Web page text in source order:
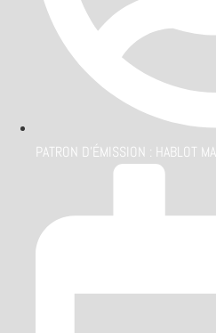
PATRON D'ÉMISSION : HABLOT